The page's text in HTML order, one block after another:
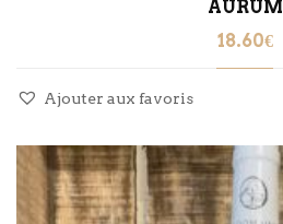
AURUM
18.60€
Ajouter aux favoris